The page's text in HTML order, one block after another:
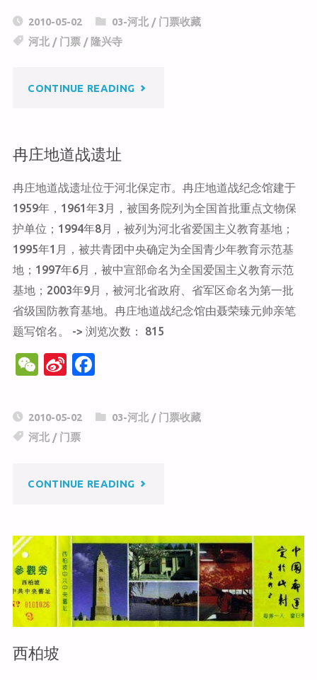
C
h
a
W
b
c
e
o
2010-05-02 03-河北/ 门票收藏
河北 / 门票 / 隆兴寺
CONTINUE READING"隆
冉庄地道战遗址
冉庄地道战遗址位于河北保定市。冉庄地道战纪念馆建于
1959年，1961年3月，被国务院列为全国首批重点文物保
护单位；1994年8月，被列为河北省爱国主义教育基地；
1995年1月，被共青团中央确定为全国青少年教育示范基
地；1997年6月，被中宣部命名为全国爱国主义教育示范
基地；2003年9月，被河北省政府、省军区命名为第一批
省级国防教育基地。冉庄地道战纪念馆由聂荣臻元帅亲笔
题写馆名。 -> 浏览次数： 815
W
C
h
Si
a
W
b
c
o
2010-05-02 03-河北/ 门票收藏
河北 / 门票
CONTINUE READING"冉
地
道
战
西柏坡